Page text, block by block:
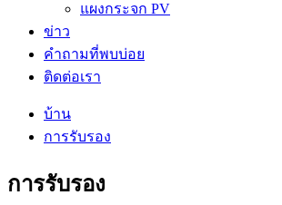
แผงกระจก PV
ข่าว
คำถามที่พบบ่อย
ติดต่อเรา
บ้าน
การรับรอง
การรับรอง